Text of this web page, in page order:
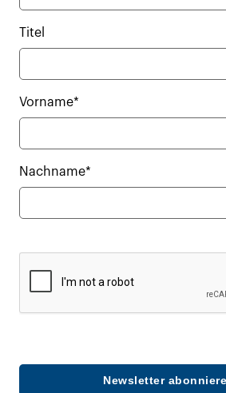
Titel
Vorname*
Nachname*
Newsletter